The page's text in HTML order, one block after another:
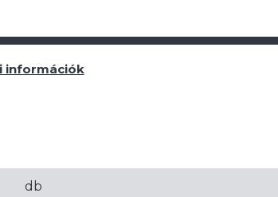
információk
db